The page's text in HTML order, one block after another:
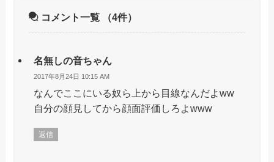
コメント一覧 （4件）
名無しの音ちゃん
2017年8月24日 10:15 AM
なんでここにいる奴ら上から目線なんだよww
自分の顔見してから顔面評価しろよwww
返信